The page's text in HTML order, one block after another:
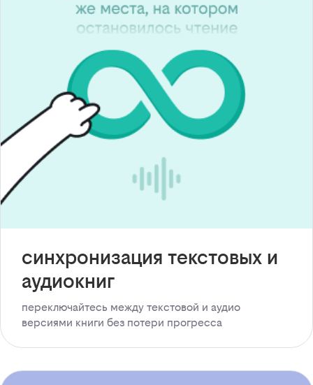
синхронизация текстовых и
аудиокниг
переключайтесь между текстовой и аудио
версиями книги без потери прогресса